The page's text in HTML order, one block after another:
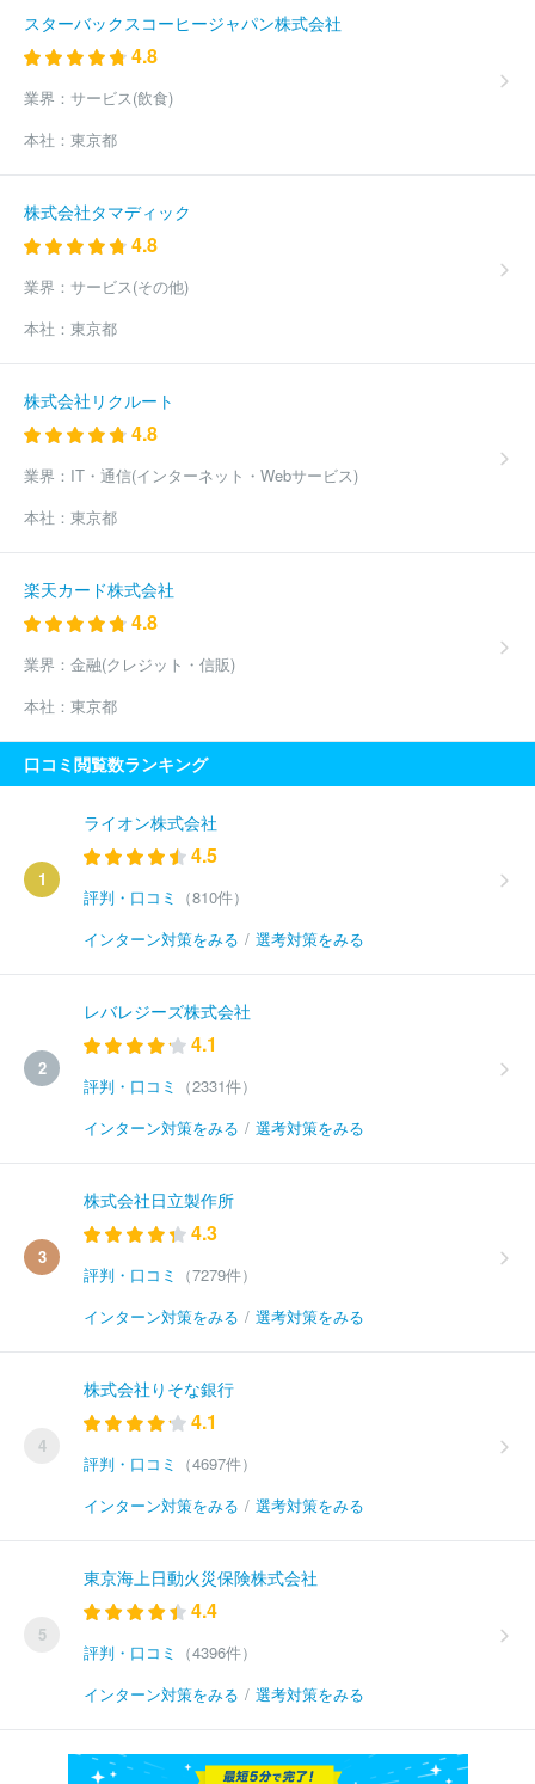
スターバックスコーヒージャパン株式会社
4.8
業界： サービス(飲食)
本社： 東京都
株式会社タマディック
4.8
業界： サービス(その他)
本社： 東京都
株式会社リクルート
4.8
業界： IT・通信(インターネット・Webサービス)
本社： 東京都
楽天カード株式会社
4.8
業界： 金融(クレジット・信販)
本社： 東京都
口コミ閲覧数ランキング
1
ライオン株式会社
4.5
評判・口コミ
（810件）
インターン対策をみる / 選考対策をみる
2
レバレジーズ株式会社
4.1
評判・口コミ
（2331件）
インターン対策をみる / 選考対策をみる
3
株式会社日立製作所
4.3
評判・口コミ
（7279件）
インターン対策をみる / 選考対策をみる
4
株式会社りそな銀行
4.1
評判・口コミ
（4697件）
インターン対策をみる / 選考対策をみる
5
東京海上日動火災保険株式会社
4.4
評判・口コミ
（4396件）
インターン対策をみる / 選考対策をみる